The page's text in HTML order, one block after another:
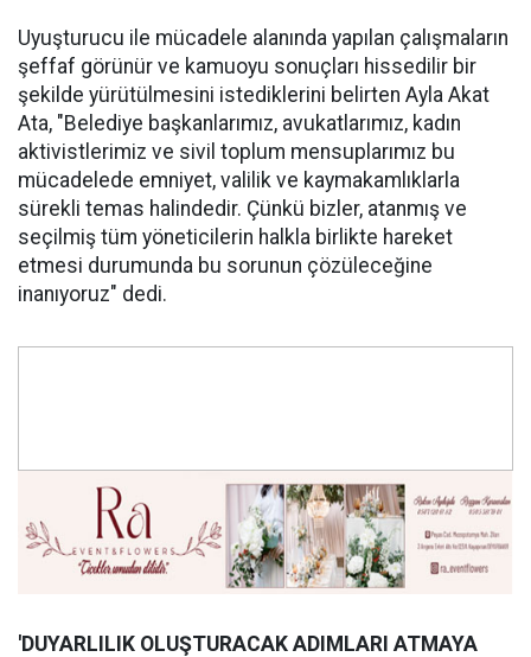
Uyuşturucu ile mücadele alanında yapılan çalışmaların
şeffaf görünür ve kamuoyu sonuçları hissedilir bir
şekilde yürütülmesini istediklerini belirten Ayla Akat
Ata, "Belediye başkanlarımız, avukatlarımız, kadın
aktivistlerimiz ve sivil toplum mensuplarımız bu
mücadelede emniyet, valilik ve kaymakamlıklarla
sürekli temas halindedir. Çünkü bizler, atanmış ve
seçilmiş tüm yöneticilerin halkla birlikte hareket
etmesi durumunda bu sorunun çözüleceğine
inanıyoruz" dedi.
'DUYARLILIK OLUŞTURACAK ADIMLARI ATMAYA